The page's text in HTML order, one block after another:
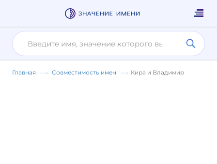
Главная Совместимость имен Кира и Владимир